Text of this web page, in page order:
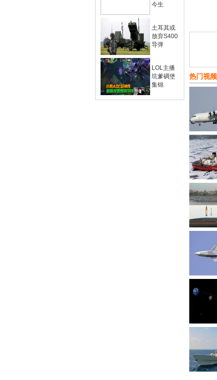
今生
土耳其或
放弃S400
导弹
LOL主播
坑爹碉堡
集锦
热门视频